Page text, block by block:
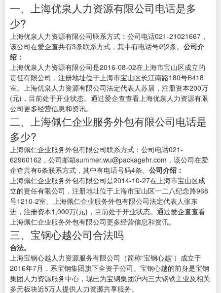
一、上海优泉人力资源有限公司电话是多
少?
上海优泉人力资源有限公司联系方式：公司电话021-21021667，
该公司在爱企查共有3条联系方式，其中有电话号码2条。 公司介
绍：
上海优泉人力资源有限公司是2016-08-02在上海市宝山区成立的
责任有限公司，注册地址位于上海市宝山区长江南路180号B418
室。上海优泉人力资源有限公司法定代表人苏晨，注册资本200万
(元)，目前处于开业状态。通过爱企查查看上海优泉人力资源有限
公司更多经营信息和资讯。
二、上海佩仁企业服务外包有限公司电话是
多少?
上海佩仁企业服务外包有限公司联系方式：公司电话021-
62960162，公司邮箱summer.wu@packagehr.com，该公司在爱
企查共有6条联系方式，其中有电话号码4条。 公司介绍：
上海佩仁企业服务外包有限公司是2014-10-27在上海市宝山区成
立的责任有限公司，注册地址位于上海市宝山区一二八纪念路968
号1210-2室。上海佩仁企业服务外包有限公司法定代表人张东
进，注册资本1,000万(元)，目前处于开业状态。通过爱企查查看
上海佩仁企业服务外包有限公司更多经营信息和资讯。
三、宝钢心越公司合法吗
合法。
上海宝钢心越人力资源服务有限公司（简称“宝钢心越”）成立于
2016年7月，系宝钢集团旗下全资子公司。宝钢心越的前身是宝钢
集团人力资源服务中心，现已为宝钢集团沪内三大钢铁主业及相关
多元板块近5万人提供人力资源共享服务。